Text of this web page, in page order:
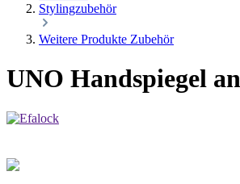
Stylingzubehör
Weitere Produkte Zubehör
UNO Handspiegel